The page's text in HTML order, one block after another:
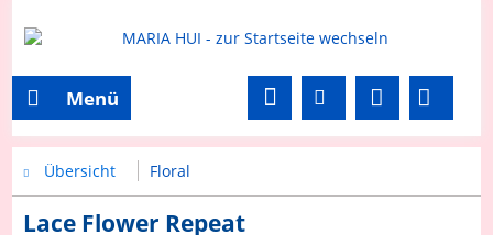
Menü
Übersicht Floral
Lace Flower Repeat